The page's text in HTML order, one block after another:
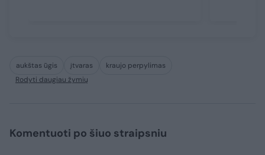
aukštas ūgis įtvaras
kraujo perpylimas
Rodyti daugiau žymių
Komentuoti po šiuo straipsniu